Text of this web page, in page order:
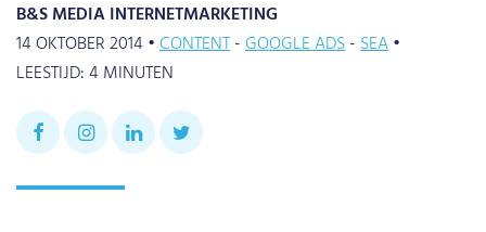
B&S MEDIA INTERNETMARKETING
14 OKTOBER 2014 •CONTENT GOOGLE ADS SEA•
LEESTIJD:4MINUTEN